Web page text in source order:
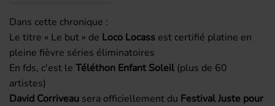
Dans cette chronique :
Le titre « Le but » de Loco Locass est certifié platine en
pleine fièvre séries éliminatoires
En fds, c'est le Téléthon Enfant Soleil (plus de 60
artistes)
David Corriveau sera officiellement du Festival Juste pour